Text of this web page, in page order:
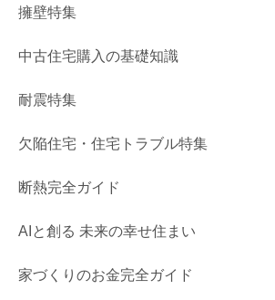
擁壁特集
中古住宅購入の基礎知識
耐震特集
欠陥住宅・住宅トラブル特集
断熱完全ガイド
AIと創る 未来の幸せ住まい
家づくりのお金完全ガイド